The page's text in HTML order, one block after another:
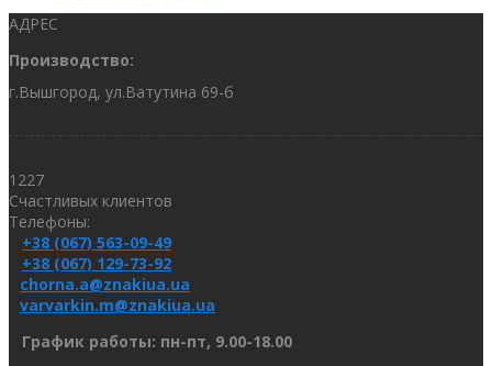
АДРЕС
Производство:
г.Вышгород, ул.Ватутина 69-б
1227
Счастливых клиентов
Телефоны:
+38 (067) 563-09-49
+38 (067) 129-73-92
chorna.a@znakiua.ua
varvarkin.m@znakiua.ua
График работы: пн-пт, 9.00-18.00